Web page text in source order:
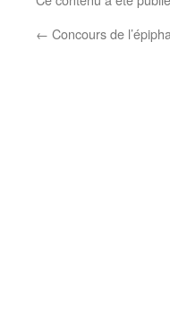
← Concours de